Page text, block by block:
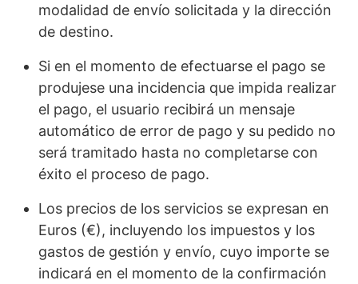
modalidad de envío solicitada y la dirección
de destino.
Si en el momento de efectuarse el pago se
produjese una incidencia que impida realizar
el pago, el usuario recibirá un mensaje
automático de error de pago y su pedido no
será tramitado hasta no completarse con
éxito el proceso de pago.
Los precios de los servicios se expresan en
Euros (€), incluyendo los impuestos y los
gastos de gestión y envío, cuyo importe se
indicará en el momento de la confirmación